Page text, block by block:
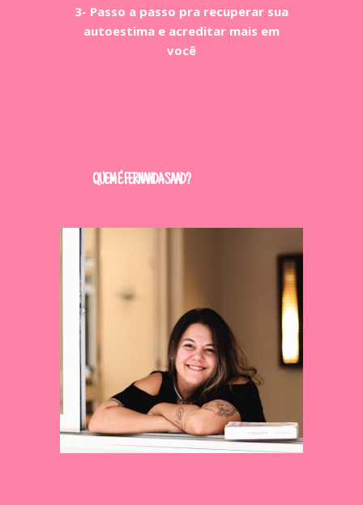
3- Passo a passo pra recuperar sua
autoestima e acreditar mais em
você
QUEM É FERNANDA SAAD?